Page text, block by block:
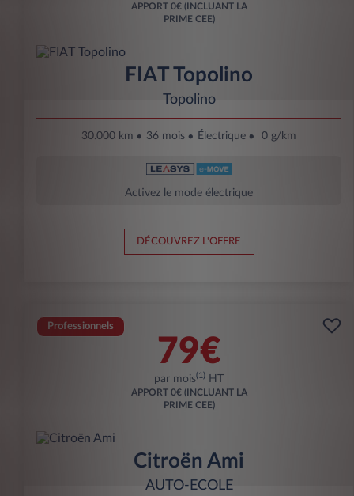
APPORT 0€ (INCLUANT LA
PRIME CEE)
FIAT Topolino
Topolino
30.000 km 36 mois Électrique 0 g/km
Activez le mode électrique
DÉCOUVREZ L'OFFRE
Professionnels
79€
par mois(1) HT
APPORT 0€ (INCLUANT LA
PRIME CEE)
Citroën Ami
AUTO-ECOLE